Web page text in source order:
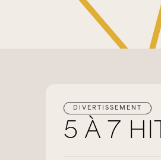
DIVERTISSEMENT
5 À 7